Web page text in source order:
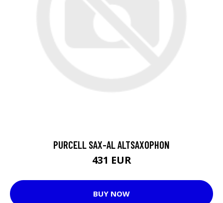
PURCELL SAX-AL ALTSAXOPHON
431 EUR
BUY NOW